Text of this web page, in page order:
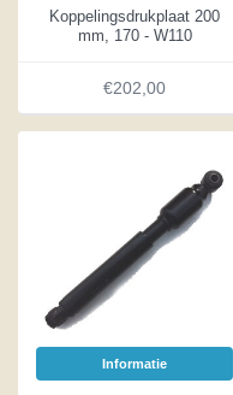
Koppelingsdrukplaat 200
mm, 170 - W110
€202,00
Informatie